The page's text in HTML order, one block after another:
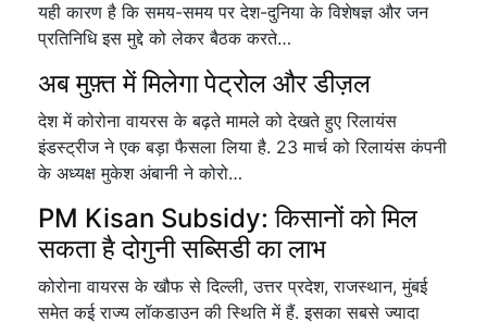
यही कारण है कि समय-समय पर देश-दुनिया के विशेषज्ञ और जन
प्रतिनिधि इस मुद्दे को लेकर बैठक करते…
अब मुफ़्त में मिलेगा पेट्रोल और डीज़ल
देश में कोरोना वायरस के बढ़ते मामले को देखते हुए रिलायंस
इंडस्ट्रीज ने एक बड़ा फैसला लिया है. 23 मार्च को रिलायंस कंपनी
के अध्यक्ष मुकेश अंबानी ने कोरो…
PM Kisan Subsidy: किसानों को मिल
सकता है दोगुनी सब्सिडी का लाभ
कोरोना वायरस के खौफ से दिल्ली, उत्तर प्रदेश, राजस्थान, मुंबई
समेत कई राज्य लॉकडाउन की स्थिति में हैं. इसका सबसे ज्यादा